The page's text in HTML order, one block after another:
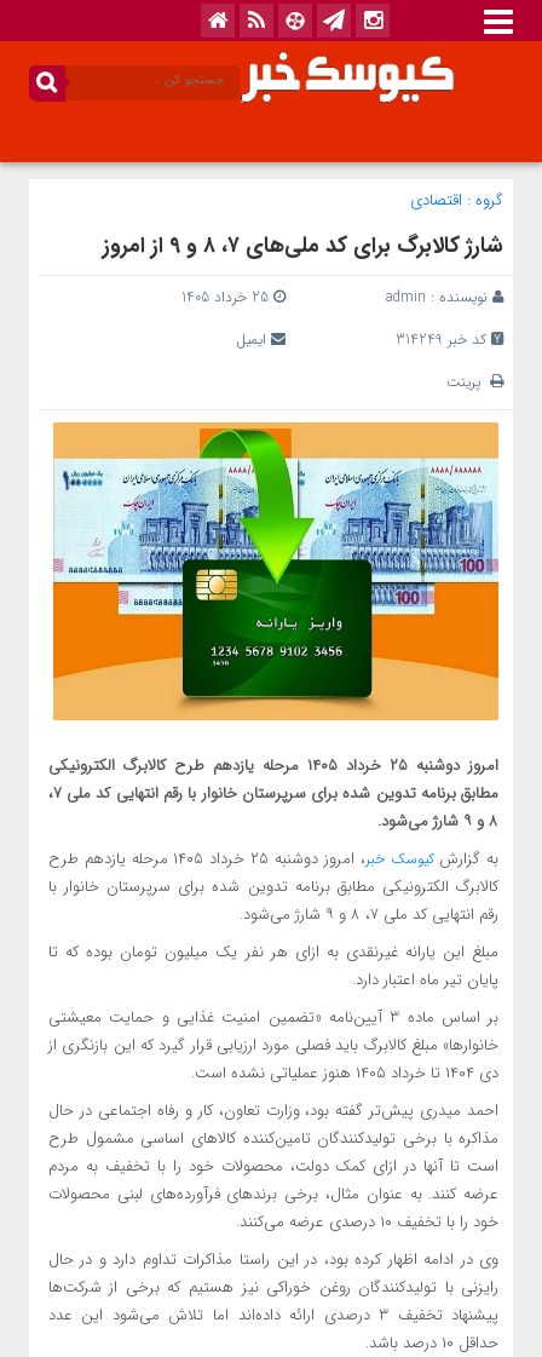
گروه : اقتصادی
شارژ کالابرگ برای کد ملی‌های ۷، ۸ و ۹ از امروز
نویسنده : admin
25 خرداد 1405
کد خبر 314249
ایمیل
پرینت
امروز دوشنبه ۲۵ خرداد ۱۴۰۵ مرحله یازدهم طرح کالابرگ الکترونیکی
مطابق برنامه تدوین شده برای سرپرستان خانوار با رقم انتهایی کد ملی ۷،
۸ و ۹ شارژ می‌شود.
به گزارشکیوسک خبر
، امروز دوشنبه ۲۵ خرداد ۱۴۰۵ مرحله یازدهم طرح
کالابرگ الکترونیکی مطابق برنامه تدوین شده برای سرپرستان خانوار با
رقم انتهایی کد ملی ۷، ۸ و ۹ شارژ می‌شود.
مبلغ این یارانه غیرنقدی به ازای هر نفر یک میلیون تومان بوده که تا
پایان تیر ماه اعتبار دارد.
بر اساس ماده ۳ آیین‌نامه «تضمین امنیت غذایی و حمایت معیشتی
خانوارها» مبلغ کالابرگ باید فصلی مورد ارزیابی قرار گیرد که این بازنگری از
دی ۱۴۰۴ تا خرداد ۱۴۰۵ هنوز عملیاتی نشده است.
احمد میدری پیش‌تر گفته بود، وزارت تعاون، کار و رفاه اجتماعی در حال
مذاکره با برخی تولیدکنندگان تامین‌کننده کالاهای اساسی مشمول طرح
است تا آنها در ازای کمک دولت، محصولات خود را با تخفیف به مردم
عرضه کنند. به عنوان مثال، برخی برندهای فرآورده‌های لبنی محصولات
خود را با تخفیف ۱۰ درصدی عرضه می‌کنند.
وی در ادامه اظهار کرده بود، در این راستا مذاکرات تداوم دارد و در حال
رایزنی با تولیدکنندگان روغن خوراکی نیز هستیم که برخی از شرکت‌ها
پیشنهاد تخفیف ۳ درصدی ارائه داده‌اند اما تلاش می‌شود این عدد
حداقل ۱۰ درصد باشد.